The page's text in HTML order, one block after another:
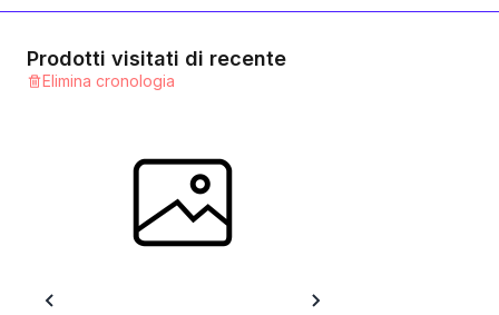
Prodotti visitati di recente
Elimina cronologia